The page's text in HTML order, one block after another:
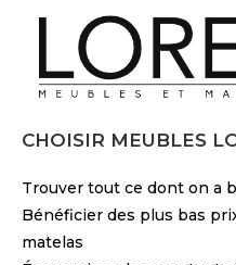
CHOISIR MEUBLES
Trouver tout ce dont on a
Bénéficier des plus bas
matelas